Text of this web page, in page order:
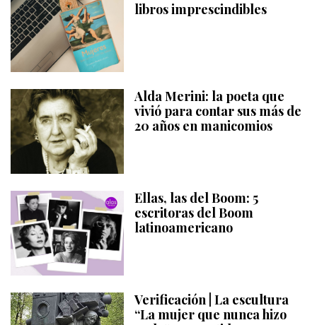
libros imprescindibles
Alda Merini: la poeta que
vivió para contar sus más de
20 años en manicomios
Ellas, las del Boom: 5
escritoras del Boom
latinoamericano
Verificación | La escultura
“La mujer que nunca hizo